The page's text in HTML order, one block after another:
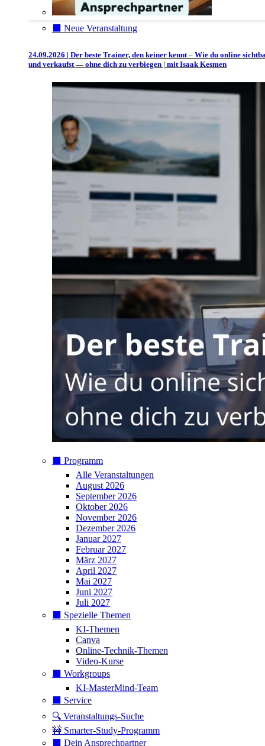
⬛️ Neue Veranstaltung
24.09.2026 | Der beste Trainer, den keiner kennt – Wie du online
und verkaufst — ohne dich zu verbiegen | mit Isaak Kesmen
⬛️ Programm
Alle Veranstaltungen
August 2026
September 2026
Oktober 2026
November 2026
Dezember 2026
Januar 2027
Februar 2027
März 2027
April 2027
Mai 2027
Juni 2027
Juli 2027
⬛️ Spezielle Themen
KI-Themen
Canva
Online-Technik-Themen
Video-Kurse
⬛️ Workgroups
KI-MasterMind-Team
⬛️ Service
🔍 Veranstaltungs-Suche
🚧 Smarter-Study-Programm
⬛️ Dein Ansprechpartner